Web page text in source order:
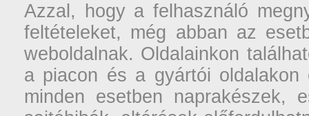
Azzal, hogy a felhasználó
feltételeket, még abban az
weboldalnak. Oldalainkon
a piacon és a gyártói oldalakon
minden esetben naprakészek,